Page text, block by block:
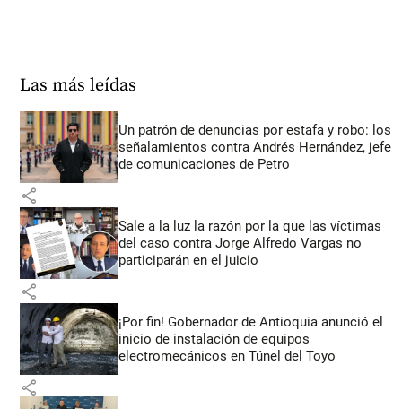
Las más leídas
Un patrón de denuncias por estafa y robo: los
señalamientos contra Andrés Hernández, jefe
de comunicaciones de Petro
share
Sale a la luz la razón por la que las víctimas
del caso contra Jorge Alfredo Vargas no
participarán en el juicio
share
¡Por fin! Gobernador de Antioquia anunció el
inicio de instalación de equipos
electromecánicos en Túnel del Toyo
share